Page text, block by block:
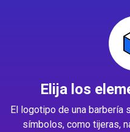
Elija los
El logotipo de una barbería
símbolos, como tijeras,